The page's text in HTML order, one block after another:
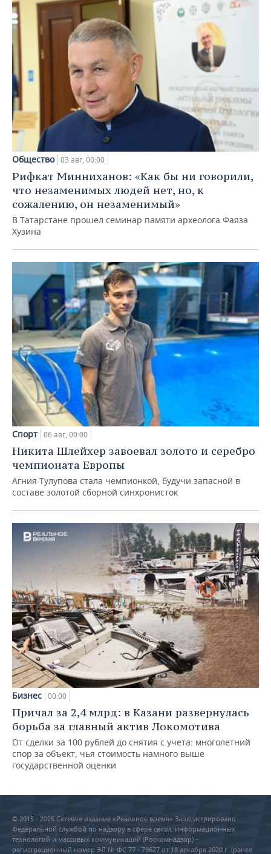
Общество 03 авг, 00:00
Рифкат Минниханов: «Как бы ни говорили,
что незаменимых людей нет, но, к
сожалению, он незаменимый»
В Татарстане прошел семинар памяти археолога Фаяза
Хузина
Спорт 06 авг, 00:00
Никита Шлейхер завоевал золото и серебро
чемпионата Европы
Агния Тулупова стала чемпионкой, будучи запасной в
составе золотой сборной синхронисток
Бизнес 00:00
Причал за 2,4 млрд: в Казани развернулась
борьба за главный актив Локомотива
От сделки за 100 рублей до снятия с учета: многолетний
спор за объект, чья стоимость намного выше
государственной оценки
© 2015 - 2026 Сетевое издание «Реальное время» Зарегистрировано
Федеральной службой по надзору в сфере связи, информационных
технологий и массовых коммуникаций (Роскомнадзор) –
регистрационный номер ЭЛ № ФС 77 - 79627 от 18 декабря 2020 г. (ранее